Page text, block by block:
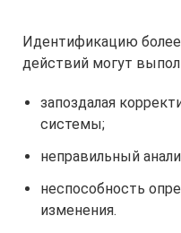
Идентификацию
действий могут
запоздалая
системы;
неправильный
неспособность
изменения.